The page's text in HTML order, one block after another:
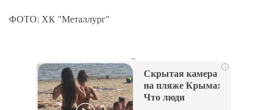
ФОТО: ХК "Металлург"
i
Скрытая камера
на пляже Крыма:
Что люди